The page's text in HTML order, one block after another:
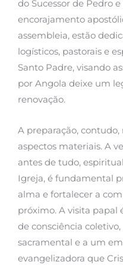
do Sucessor de Pedro
encorajamento
assembleia, estão
logísticos, pastorais e
Santo Padre, visando
por Angola deixe um
renovação.
A preparação, contudo,
aspectos materiais. A
antes de tudo,
Igreja, é fundamental
alma e fortalecer a
próximo. A visita papal
de consciência
sacramental e a um
evangelizadora que